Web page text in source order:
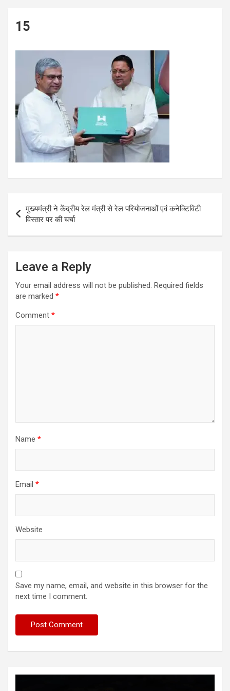
15
navigation
मुख्यमंत्री ने केंद्रीय रेल मंत्री से रेल परियोजनाओं एवं कनेक्टिविटी
विस्तार पर की चर्चा
Leave a Reply
Your email address will not be published. Required fields
are marked *
Comment *
Name *
Email *
Website
Save my name, email, and website in this browser for the
next time I comment.